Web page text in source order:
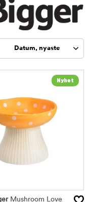
Datum, nyaste
Mushroom Love